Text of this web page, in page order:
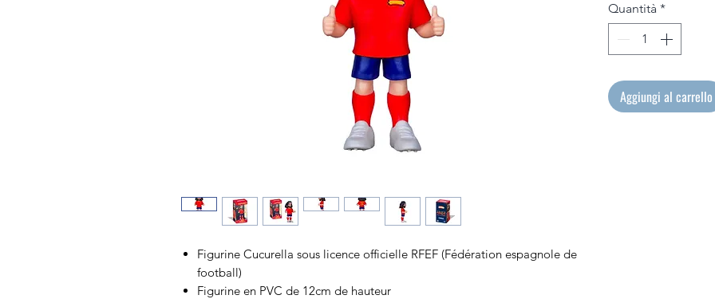
Figurine Cucurella sous licence officielle RFEF (Fédération espagnole de
football)
Figurine en PVC de 12cm de hauteur
Quantità *
Aggiungi al carrello